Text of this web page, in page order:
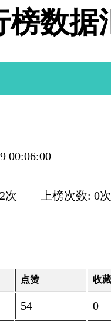
榜数据
00:06:00
次 上榜次数: 0次
点赞 收藏
54 0